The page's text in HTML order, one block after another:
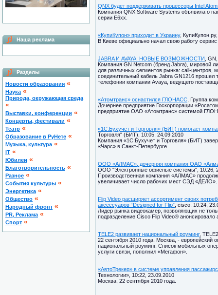
Наша реклама
Разделы
Новости образования «
Наука «
Природа, окружающая среда
«
Выставки, конференции «
Концерты, фестивали «
Театр «
Образование в РуНете «
Музыка, культура «
IT «
Юбилеи «
Благотворительность «
Разное «
Cобытия культуры «
Энергетика «
Общество «
Народный фронт «
PR, Реклама «
Спорт «
QNX будет поддерживать процессоры Intel
Компания QNX Software Systems объявила о
серии E6xx.
«КупиКупон» приходит в Украину,
В Киеве официально начал свою работу
JABRA И AVAYA: НОВЫЕ ВОЗМОЖНОСТИ ,
Компания GN Netcom (бренд Jabra), мировой
для различных сегментов рынка: call-центров,
соединительный кабель Jabra GN1216
телефонии компании Avaya, ведущего
«Атомтранс» оснастился ГЛОНАСС , Группа
Дочернее предприятие Госкорпорации
предприятие ОАО «Атомтранс» системой
«1С:Бухучет и Торговля» (БИТ) помогает
Торговля" (БИТ), 10:05, 24.09.2010
Компания «1С:Бухучет и Торговля» (БИТ)
«Чарс» в Санкт-Петербурге.
ООО «АЛМАС», дочерняя компания ОАО
ООО "Электронные офисные системы", 10:26,
Производственная компания «АЛМАС»
увеличивает число рабочих мест СЭД «ДЕЛО».
Flip Video расширяет ассортимент своих
аксессуаров “Designed for Flip” , cisco, 10:24,
Лидер рынка видеокамер, позволяющих не
подразделение Cisco Flip Video®
TELE2 развивает национальный роуминг,
22 сентября 2010 года, Москва, - европейский
национальный роуминг. Список мобильных
услуги связи, пополнил «Мегафон».
«АвтоТрекер» в системе управления
Технологии», 10:22, 23.09.2010
Москва, 22 сентября 2010 года.